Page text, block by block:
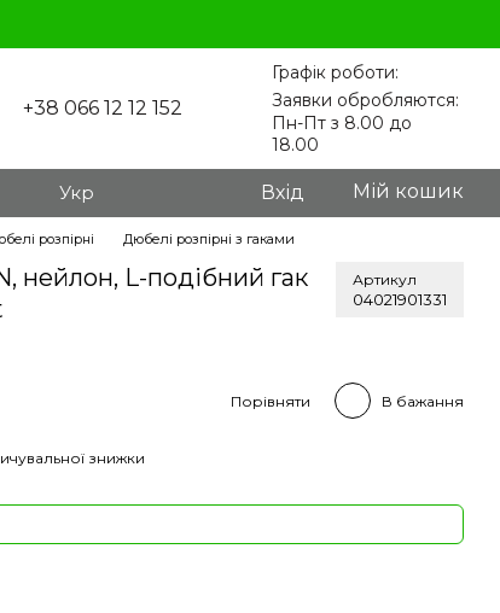
+38 066 12 12 152
Графік роботи:
Заявки обробляются:
Пн-Пт з 8.00 до
18.00
Укр Вхід Мій кошик
розпірні Дюбелі розпірні з гаками
нейлон, L-подібний гак
Артикул
04021901331
Порівняти В бажання
знижки